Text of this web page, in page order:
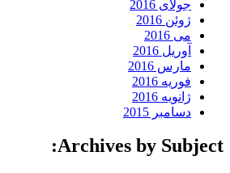
جولای 2016
ژوئن 2016
می 2016
آوریل 2016
مارس 2016
فوریه 2016
ژانویه 2016
دسامبر 2015
Archives by Subject: